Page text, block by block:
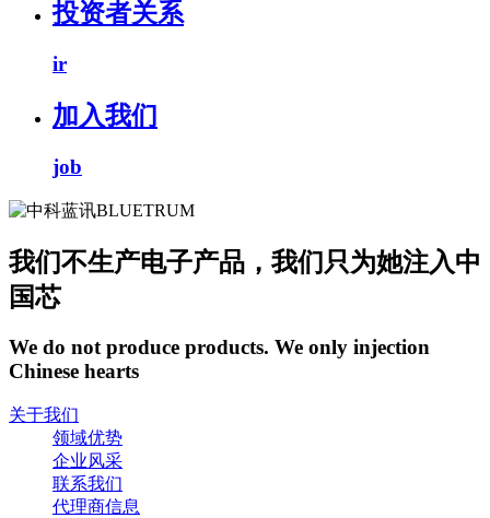
投资者关系
ir
加入我们
job
我们不生产电子产品，我们只为她注入中
国芯
We do not produce products. We only injection
Chinese hearts
关于我们
领域优势
企业风采
联系我们
代理商信息